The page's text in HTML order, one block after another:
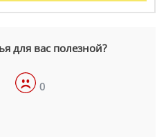
для вас полезной?
0